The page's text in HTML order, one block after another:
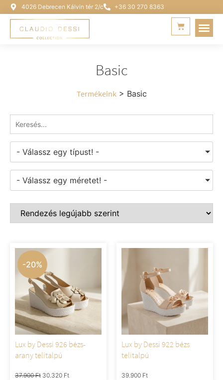
4026 Debrecen Kálvin tér 2/c +36 30 270 8363
Basic
Termékeink> Basic
- Válassz egy típust! -
- Válassz egy méretet! -
-20%
Lux by Dessi 926 bézs-
arany telitalpú
37.900Ft 30.320 Ft
Lux by Dessi 922 bézs
telitalpú
39.900 Ft